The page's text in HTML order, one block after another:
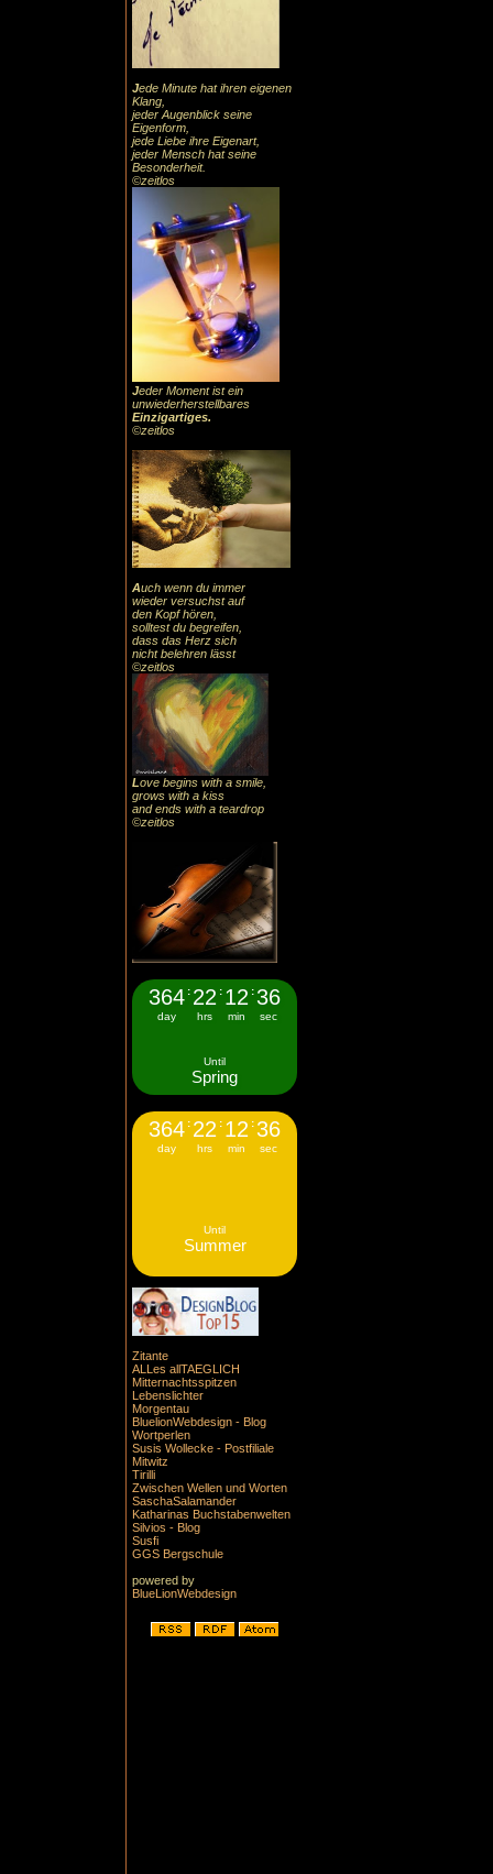
Jede Minute hat ihren eigenen
Klang,
jeder Augenblick seine
Eigenform,
jede Liebe ihre Eigenart,
jeder Mensch hat seine
Besonderheit.
©zeitlos
Jeder Moment ist ein
unwiederherstellbares
Einzigartiges.
©zeitlos
Auch wenn du immer
wieder versuchst auf
den Kopf hören,
solltest du begreifen,
dass das Herz sich
nicht belehren lässt
©zeitlos
Love begins with a smile,
grows with a kiss
and ends with a teardrop
©zeitlos
364
day
: 22
hrs
: 12
min
:36
sec
Until
Spring
364
day
: 22
hrs
: 12
min
:36
sec
Until
Summer
Zitante
ALLes allTAEGLICH
Mitternachtsspitzen
Lebenslichter
Morgentau
BluelionWebdesign - Blog
Wortperlen
Susis Wollecke - Postfiliale
Mitwitz
Tirilli
Zwischen Wellen und Worten
SaschaSalamander
Katharinas Buchstabenwelten
Silvios - Blog
Susfi
GGS Bergschule
powered by
BlueLionWebdesign